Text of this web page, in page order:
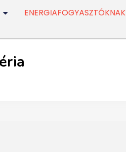
ENERGIAFOGYASZTÓKNAK